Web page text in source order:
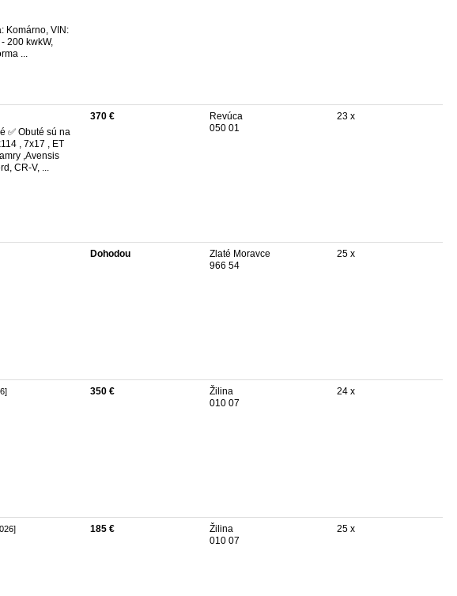
Komárno, VIN:
200 kwkW,
...
✅ Obuté sú na
, 7x17 , ET
,Avensis
CR-V, ...
370 €
Revúca
050 01
23 x
Dohodou
Zlaté Moravce
966 54
25 x
350 €
Žilina
010 07
24 x
185 €
Žilina
010 07
25 x